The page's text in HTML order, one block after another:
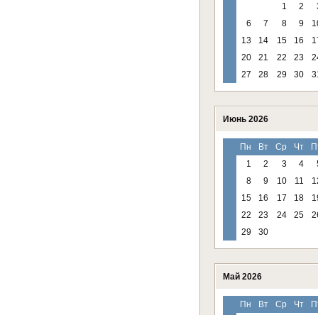
1
2
6
7 8 9
13
14 15 16
20
21 22 23
27
28 29 30
Июнь 2026
Пн Вт Ср Чт
1
2 3 4
8
9 10 11
15
16 17 18
22
23 24 25
29
30
Май 2026
Пн Вт Ср Чт